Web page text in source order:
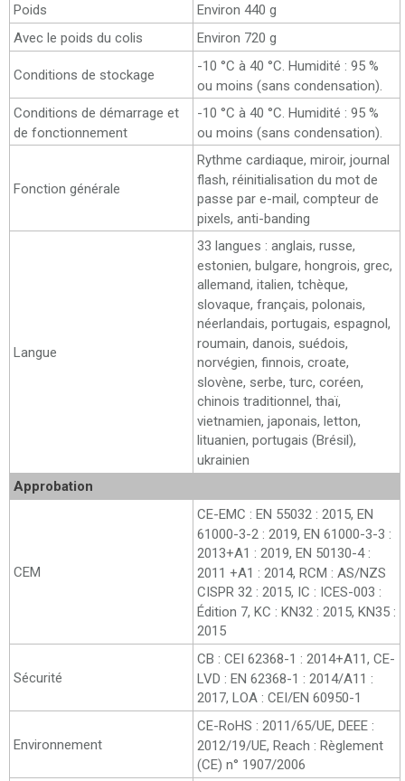
Poids
Environ 440 g
Avec le poids du colis
Environ 720 g
Conditions de stockage
-10 °C à 40 °C. Humidité : 95 %
ou moins (sans condensation).
Conditions de démarrage et
de fonctionnement
-10 °C à 40 °C. Humidité : 95 %
ou moins (sans condensation).
Fonction générale
Rythme cardiaque, miroir, journal
flash, réinitialisation du mot de
passe par e-mail, compteur de
pixels, anti-banding
Langue
33 langues : anglais, russe,
estonien, bulgare, hongrois, grec,
allemand, italien, tchèque,
slovaque, français, polonais,
néerlandais, portugais, espagnol,
roumain, danois, suédois,
norvégien, finnois, croate,
slovène, serbe, turc, coréen,
chinois traditionnel, thaï,
vietnamien, japonais, letton,
lituanien, portugais (Brésil),
ukrainien
Approbation
CEM
CE-EMC : EN 55032 : 2015, EN
61000-3-2 : 2019, EN 61000-3-3 :
2013+A1 : 2019, EN 50130-4 :
2011 +A1 : 2014, RCM : AS/NZS
CISPR 32 : 2015, IC : ICES-003 :
Édition 7, KC : KN32 : 2015, KN35 :
2015
Sécurité
CB : CEI 62368-1 : 2014+A11, CE-
LVD : EN 62368-1 : 2014/A11 :
2017, LOA : CEI/EN 60950-1
Environnement
CE-RoHS : 2011/65/UE, DEEE :
2012/19/UE, Reach : Règlement
(CE) n° 1907/2006